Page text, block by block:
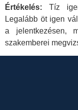
Értékelés: Tíz
Legalább öt igen
a jelentkezésen,
szakemberei